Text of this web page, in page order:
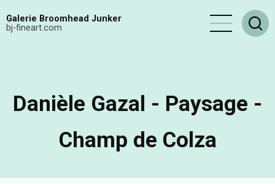
auGalerie Broomhead Junker
bj-fineart.com
Danièle Gazal - Paysage -
Champ de Colza